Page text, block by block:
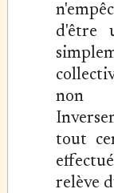
d'être
non
tout
relève